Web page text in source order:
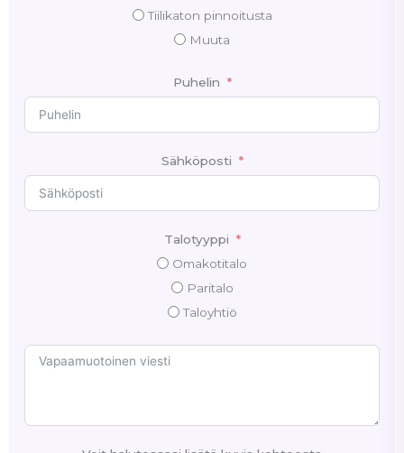
Tiilikaton pinnoitusta
Muuta
Puhelin
Sähköposti
Talotyyppi
Omakotitalo
Paritalo
Taloyhtiö